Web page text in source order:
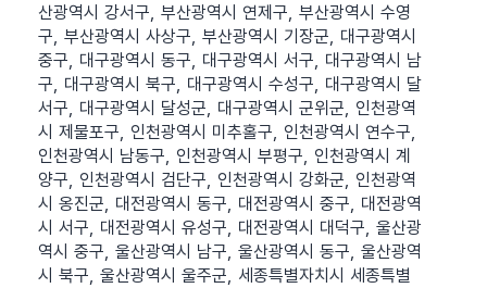
산광역시 강서구, 부산광역시 연제구, 부산광역시 수영
구, 부산광역시 사상구, 부산광역시 기장군, 대구광역시
중구, 대구광역시 동구, 대구광역시 서구, 대구광역시 남
구, 대구광역시 북구, 대구광역시 수성구, 대구광역시 달
서구, 대구광역시 달성군, 대구광역시 군위군, 인천광역
시 제물포구, 인천광역시 미추홀구, 인천광역시 연수구,
인천광역시 남동구, 인천광역시 부평구, 인천광역시 계
양구, 인천광역시 검단구, 인천광역시 강화군, 인천광역
시 옹진군, 대전광역시 동구, 대전광역시 중구, 대전광역
시 서구, 대전광역시 유성구, 대전광역시 대덕구, 울산광
역시 중구, 울산광역시 남구, 울산광역시 동구, 울산광역
시 북구, 울산광역시 울주군, 세종특별자치시 세종특별